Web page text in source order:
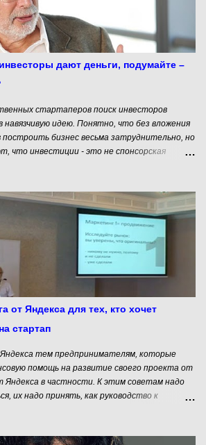
1000 за кг скоро будет стоить 10-11
в 2013 году голландский стартап Mosa
первого “гамбургера из пробирки”
дают деньги, подумайте –
стартаперов поиск инвесторов
навязчивую идею. Понятно, что без вложения
бизнес весьма затруднительно, но
что инвестиции - это не спонсорская
нельзя забывать, что привлечение
– это не цель, а средство решения
Но часто проблему можно решить и без
финансовых ресурсов. Даже наоборот.
финансов на начальном этапе
может привести к большим проблемам. Об
Стив Бланк. Стива Бланка ( Steve
стартаперского движения. Он входит в
людей Силиконовой долины ( Silicon
не только успешный серийный пред...
от Яндекса для тех, кто хочет
стартап
тем предпринимателям, которые
помощь на развитие своего проекта от
Яндекса в частности. К этим советам надо
их надо принять, как руководство к